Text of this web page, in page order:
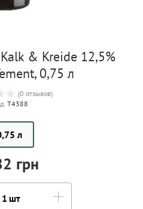
& Kreide 12,5%
0,75 л
(0 отзывов)
T4388
л
грн
шт